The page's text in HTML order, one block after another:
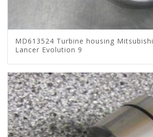
MD613524 Turbine housing Mitsubishi
Lancer Evolution 9